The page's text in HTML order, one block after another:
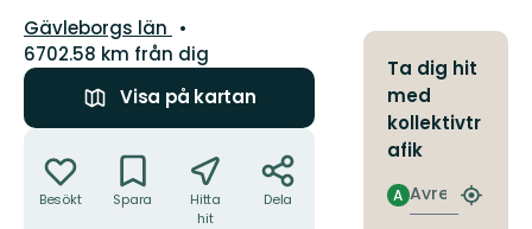
Län:
Gävleborgs län
6702.58 km från dig
Visa på kartan
Besökt Spara
Hitta
hit
Dela
Ta dig hit
med
kollektivtr
afik
Avresa
A
Hitta